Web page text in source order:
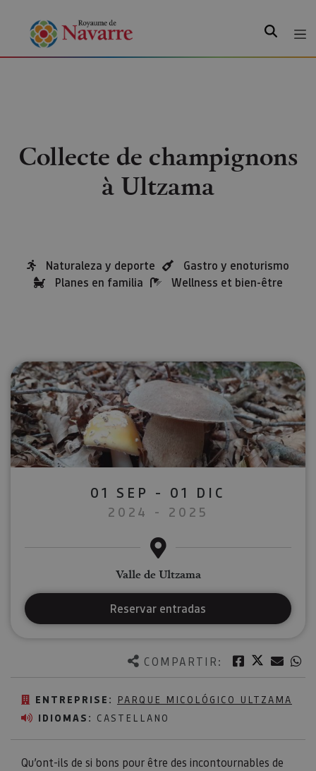
Collecte de champignons
à Ultzama
Naturaleza y deporte
Gastro y enoturismo
Planes en familia
Wellness et bien-être
COMPARTIR: Facebook
Twitter
ENTREPRISE: PARQUE MICOLÓGICO ULTZAMA
IDIOMAS: CASTELLANO
Qu’ont-ils de si bons pour être des incontournables de
01 SEP - 01 DIC
2024 - 2025
Valle de Ultzama
Reservar entradas